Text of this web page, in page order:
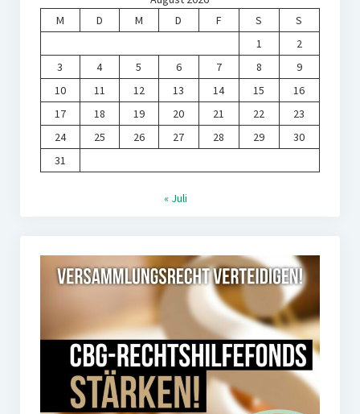
M
D M D F S
S
1
2
3
4 5 6 7 8
9
10
11 12 13 14 15
16
17
18 19 20 21 22
23
24
25 26 27 28 29
30
31
« Juli